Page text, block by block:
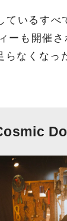
ているすべ
ーも開催
らなくなっ